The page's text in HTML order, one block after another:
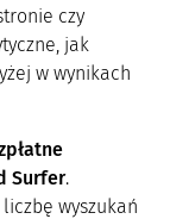
czy
jak
w wynikach
Surfer.
wyszukań